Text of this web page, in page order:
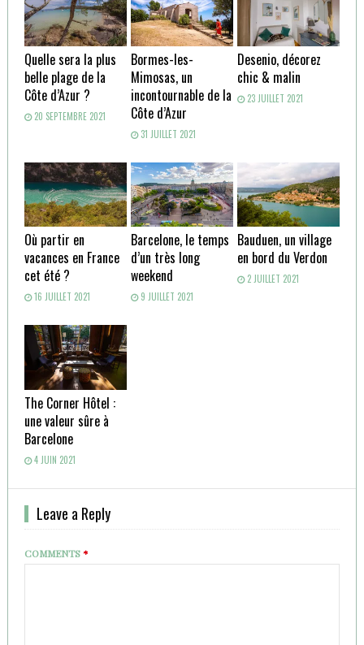
Quelle sera la plus
belle plage de la
Côte d’Azur ?
20 SEPTEMBRE 2021
Bormes-les-
Mimosas, un
incontournable de la
Côte d’Azur
31 JUILLET 2021
Desenio, décorez
chic & malin
23 JUILLET 2021
Où partir en
vacances en France
cet été ?
16 JUILLET 2021
Barcelone, le temps
d’un très long
weekend
9 JUILLET 2021
Bauduen, un village
en bord du Verdon
2 JUILLET 2021
The Corner Hôtel :
une valeur sûre à
Barcelone
4 JUIN 2021
Leave a Reply
COMMENTS*